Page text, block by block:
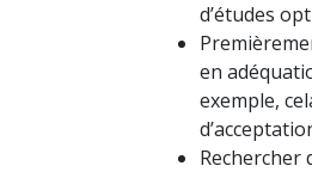
d’études
en
exemple,
Rechercher